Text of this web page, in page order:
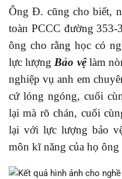
Ông Đ. cũng cho biết,
toàn PCCC đường
ông cho rằng học có
lực lượng Bảo vệlàm
nghiệp vụ anh em
cứ lóng ngóng, cuối
lại mà rõ chán, cuối
lại với lực lượng bảo
môn kĩ năng của họ ông